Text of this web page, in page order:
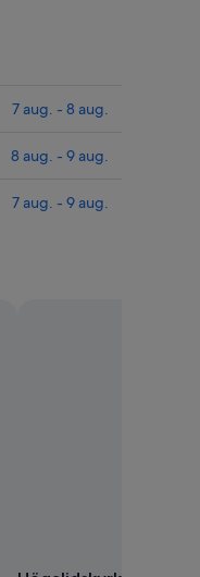
7 aug. - 8 aug.
8 aug. - 9 aug.
7 aug. - 9 aug.